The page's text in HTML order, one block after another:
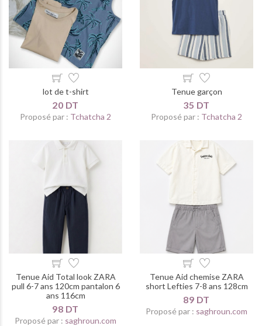
lot de t-shirt
20 DT
Proposé par : Tchatcha 2
Tenue garçon
35 DT
Proposé par : Tchatcha 2
Tenue Aid Total look ZARA
pull 6-7 ans 120cm pantalon 6
ans 116cm
98 DT
Proposé par : saghroun.com
Tenue Aid chemise ZARA
short Lefties 7-8 ans 128cm
89 DT
Proposé par : saghroun.com